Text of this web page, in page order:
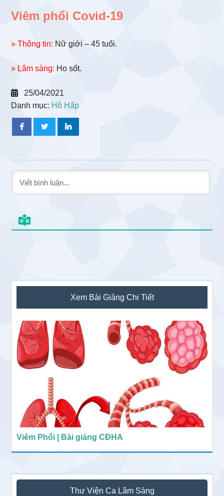
Viêm phổi Covid-19
» Thông tin: Nữ giới – 45 tuổi.
» Lâm sàng: Ho sốt.
25/04/2021
Danh mục: Hô Hấp
Sidebar
chính
Xem Bài Giảng Chi Tiết
Viêm Phổi | Bài giảng CĐHA
Thư Viện Ca Lâm Sàng